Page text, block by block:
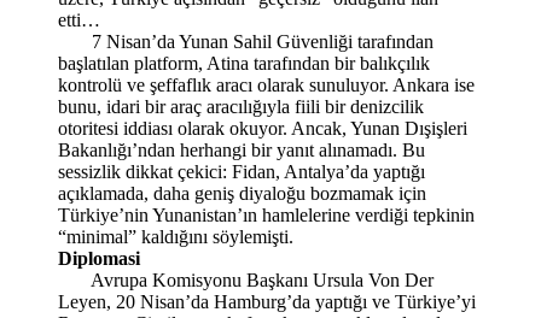
etti…
7 Nisan’da Yunan Sahil Güvenliği tarafından
başlatılan platform, Atina tarafından bir balıkçılık
kontrolü ve şeffaflık aracı olarak sunuluyor. Ankara ise
bunu, idari bir araç aracılığıyla fiili bir denizcilik
otoritesi iddiası olarak okuyor. Ancak, Yunan Dışişleri
Bakanlığı’ndan herhangi bir yanıt alınamadı. Bu
sessizlik dikkat çekici: Fidan, Antalya’da yaptığı
açıklamada, daha geniş diyaloğu bozmamak için
Türkiye’nin Yunanistan’ın hamlelerine verdiği tepkinin
“minimal” kaldığını söylemişti.
Diplomasi
Avrupa Komisyonu Başkanı Ursula Von Der
Leyen, 20 Nisan’da Hamburg’da yaptığı ve Türkiye’yi